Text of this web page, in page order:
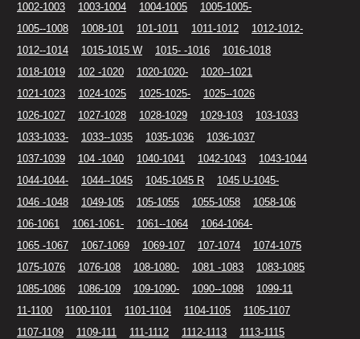
1002-1003
1003-1004 1004-1005
1005-1005-
1005--1008
1008-101 101-1011 1011-1012
1012-1012-
1012--1014
1015-1015 W 1015- -1016
1016-1018
1018-1019
102 -1020 1020-1020-
1020--1021
1021-1023
1024-1025 1025-1025-
1025--1026
1026-1027
1027-1028 1028-1029 1029-103
103-1033
1033-1033-
1033--1035 1035-1036
1036-1037
1037-1039
104 -1040 1040-1041 1042-1043
1043-1044
1044-1044-
1044--1045 1045-1045 R
1045 U-1045-
1046 -1048
1049-105 105-1055 1055-1058
1058-106
106-1061
1061-1061- 1061--1064
1064-1064-
1065 -1067
1067-1069 1069-107 107-1074
1074-1075
1075-1076
1076-108 108-1080- 1081 -1083
1083-1085
1085-1086
1086-109 109-1090- 1090--1098
1099-11
11-1100
1100-1101 1101-1104 1104-1105
1105-1107
1107-1109
1109-111 111-1112 1112-1113
1113-1115